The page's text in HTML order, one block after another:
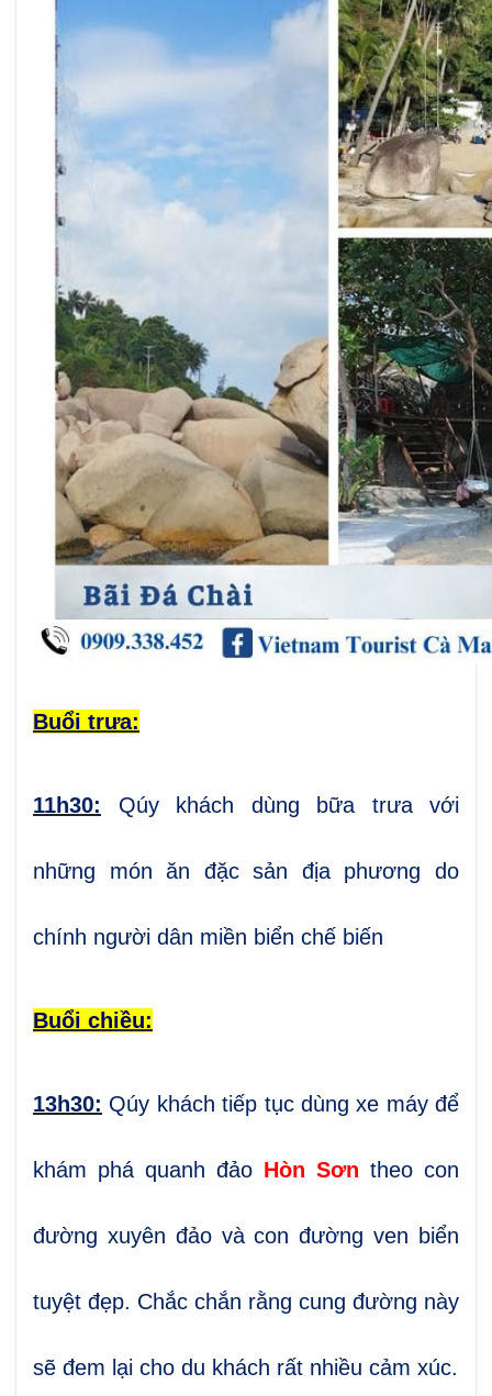
Buổi trưa:
11h30: Qúy khách dùng bữa trưa với
những món ăn đặc sản địa phương do
chính người dân miền biển chế biến
Buổi chiều:
13h30: Qúy khách tiếp tục dùng xe máy để
khám phá quanh đảo Hòn Sơn theo con
đường xuyên đảo và con đường ven biển
tuyệt đẹp. Chắc chắn rằng cung đường này
sẽ đem lại cho du khách rất nhiều cảm xúc.